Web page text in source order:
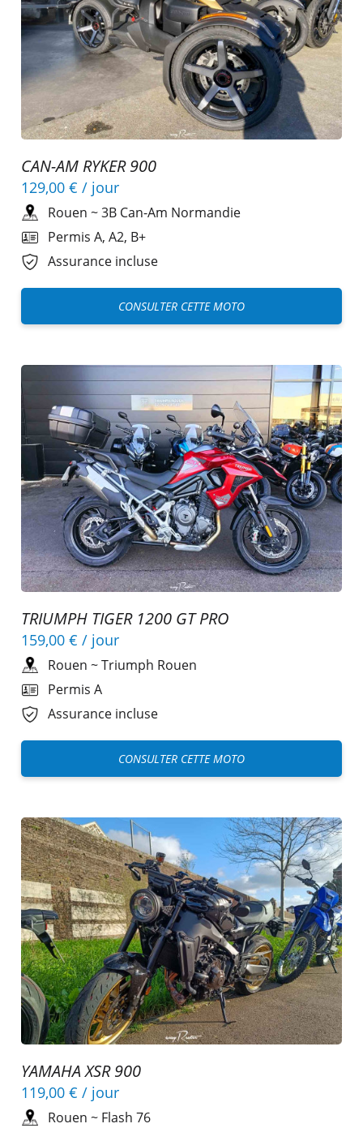
CAN-AM RYKER 900
129,00 € / jour
Rouen ~3B Can-Am Normandie
Permis A, A2, B+
Assurance incluse
CONSULTER CETTE MOTO
TRIUMPH TIGER 1200 GT PRO
159,00 € / jour
Rouen ~Triumph Rouen
Permis A
Assurance incluse
CONSULTER CETTE MOTO
YAMAHA XSR 900
119,00 € / jour
Rouen ~ Flash 76